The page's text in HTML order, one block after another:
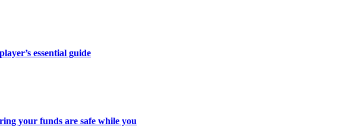
essential guide
your funds are safe while you